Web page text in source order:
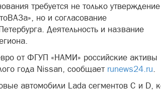
требуется не только
но и согласование
Деятельность и название
от ФГУП «НАМИ» российские активы
года Nissan, сообщает runews24.ru.
автомобили Lada сегментов С и D,